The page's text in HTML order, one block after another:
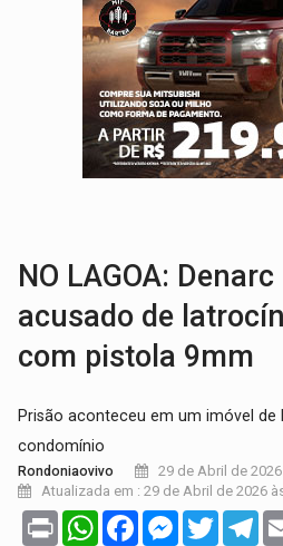
GIGANTE DA
INDEPENDÊNCIA:10
VARCENA:Cientistas
BARGANHA:Vai
NO LAGOA:
acusado de
com pistola 9mm
Prisão aconteceu em um imóvel
condomínio
Rondoniaovivo
29 de Abril de
Atualizada em : 29 de Abril de 2026
Print WhatsAppFacebookMessenger
Twitter